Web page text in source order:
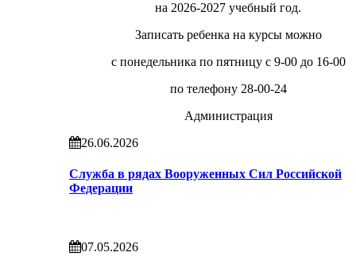
на 2026-2027 учебный год.
Записать ребенка на курсы можно
с понедельника по пятницу с 9-00 до 16-00
по телефону 28-00-24
Администрация
26.06.2026
Служба в рядах Вооруженных Сил Российской
Федерации
07.05.2026